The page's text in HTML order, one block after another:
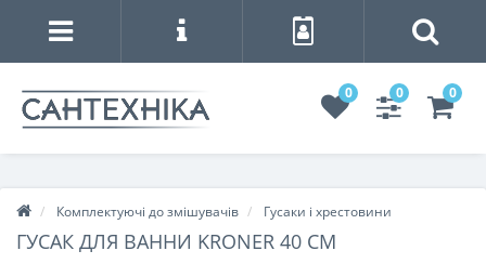
0 0 0
Комплектуючі до змішувачів Гусаки і хрестовини
ГУСАК ДЛЯ ВАННИ KRONER 40 СМ